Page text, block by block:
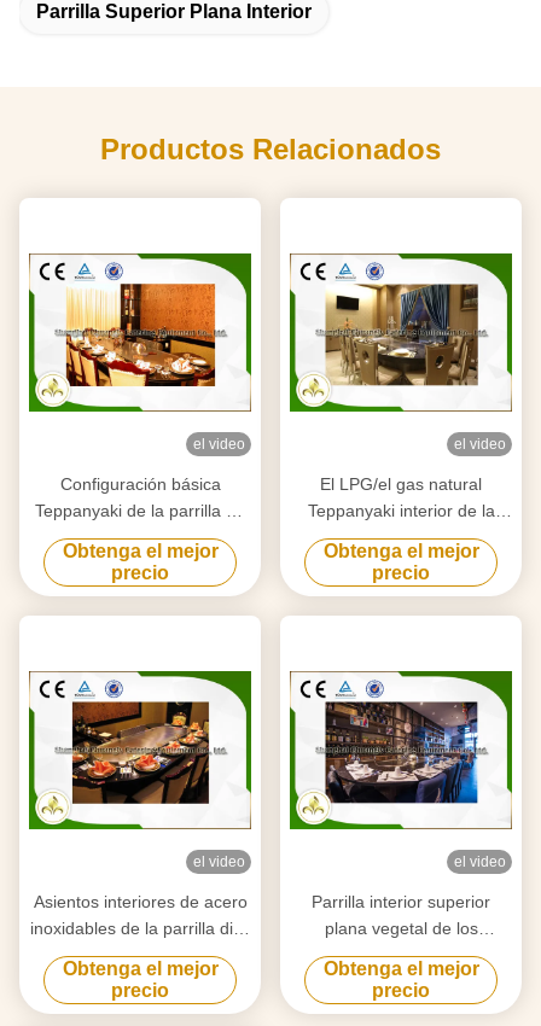
Parrilla Superior Plana Interior
Productos Relacionados
el video
Configuración básica
Teppanyaki de la parrilla de
10 Seat de la plancha
japonesa interior oval de la
tabla
Obtenga el mejor
precio
el video
El LPG/el gas natural
Teppanyaki interior de la
tubería asa a la parrilla el
equipo con el extractor del
aire
Obtenga el mejor
precio
el video
Asientos interiores de acero
inoxidables de la parrilla diez
de Teppanyaki con el
precipitador del humo
Obtenga el mejor
precio
el video
Parrilla interior superior
plana vegetal de los
crustáceos con el sistema
del agotamiento/de la
purificación
Obtenga el mejor
precio